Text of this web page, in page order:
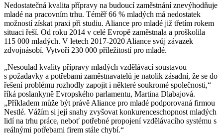
Nedostatečná kvalita přípravy na budoucí zaměstnání znevýhodňuje
mladé na pracovním trhu. Téměř 66 % mladých má nedostatek
možností získat praxi při studiu. Aliance pro mladé již třetím rokem
situaci řeší. Od roku 2014 v celé Evropě zaměstnala a proškolila
115 000 mladých. V letech 2017-2020 Aliance svůj závazek
zdvojnásobí. Vytvoří 230 000 příležitostí pro mladé.
„Nesoulad kvality přípravy mladých vzdělávací soustavou
s požadavky a potřebami zaměstnavatelů je natolik zásadní, že se do
řešení problému rozhodly zapojit i některé soukromé společnosti,“
říká poslankyně Evropského parlamentu, Martina Dlabajová.
„Příkladem může být právě Aliance pro mladé podporovaná firmou
Nestlé. Vážím si její snahy zvyšovat konkurenceschopnost mladých
lidí na trhu práce, neboť potřebné propojení vzdělávacího systému s
reálnými potřebami firem stále chybí.“